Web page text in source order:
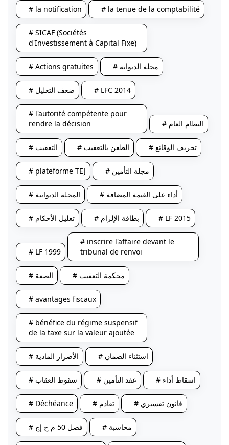
# la notification # la tenue de la comptabilité
# SICAF (Sociétés
d'Investissement à Capital Fixe)
# Actions gratuites # مجلة الديوانة
# ضعف التعليل # LFC 2014
# l'autorité compétente pour
rendre la décision
# النظام العام
# التعقيب # الطعن بالتعقيب # تحريف الوقائع
# plateforme TEJ # مجلة التأمين
# المجلة الديوانية # أداء على القيمة المضافة
# تعليل الأحكام # بطاقة الإلزام # LF 2015
# LF 1999
# inscrire l'affaire devant le
tribunal de renvoi
# الصفة # محكمة التعقيب
# avantages fiscaux
# bénéfice du régime suspensif
de la taxe sur la valeur ajoutée
# الأضرار المادية # استثناء الضمان
# سقوط العقاب # عقد التأمين # اسقاط أداء
# Déchéance # تقادم # قانون تفسيري
# فصل 50 م ح إج # محاسبة